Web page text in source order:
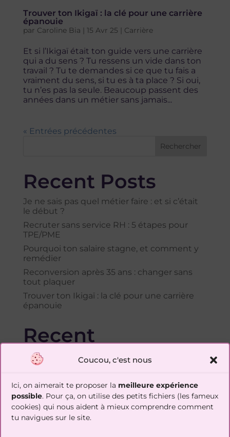
Coucou, c'est nous
Ici, on aimerait te proposer la meilleure expérience
possible. Pour ça, on utilise des petits fichiers (les fameux
cookies) qui nous aident à mieux comprendre comment
tu navigues sur le site.
Trouver ton Ikigaï : la clé pour une carrière
épanouie
par Caroline Bia 15 Avr 25 Carrière
Et si l’Ikigaï était ton guide vers une carrière
qui a du sens ? Tu ressens un vide dans ton
travail ? Tu te demandes si ce que tu fais a
vraiment du sens, si tu es à ta place ? Si oui,
tu n’es pas la seule. Beaucoup passent des
années dans un métier sans jamais...
« Entrées précédentes
Rechercher
Recent Posts
Je ne sais pas quel métier faire : et si c’était
le début ?
Recruter sans service RH : 5 étapes pour
TPE/PME
Pourquoi ton salaire stagne, et comment y
remédier
Reconversion après 35 ans : changer sans
tout plaquer
Trouver ton Ikigaï : la clé pour une carrière
épanouie
Recent
Comments
⇢Découvre lachecklist gratuite
évaluer avant de te lancer dans une reconversion